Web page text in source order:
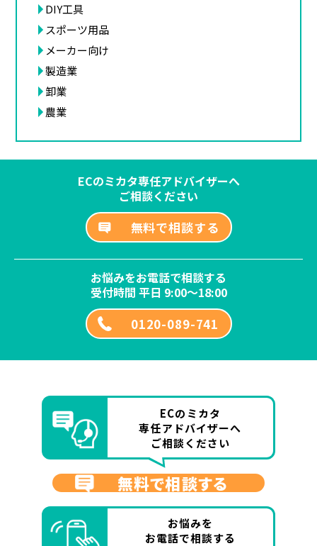
DIY工具
スポーツ用品
メーカー向け
製造業
卸業
農業
ECのミカタ専任アドバイザーへ
ご相談ください
無料で相談する
お悩みをお電話で相談する
受付時間 平日 9:00～18:00
0120-089-741
ECのミカタ
専任アドバイザーへ
ご相談ください
無料で相談する
お悩みを
お電話で相談する